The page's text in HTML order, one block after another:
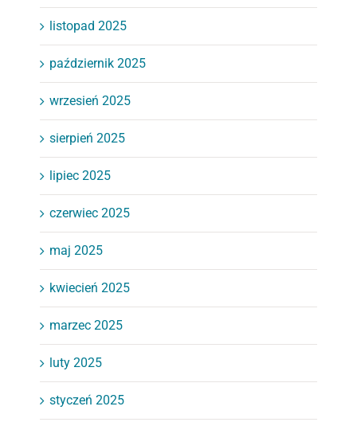
listopad 2025
październik 2025
wrzesień 2025
sierpień 2025
lipiec 2025
czerwiec 2025
maj 2025
kwiecień 2025
marzec 2025
luty 2025
styczeń 2025